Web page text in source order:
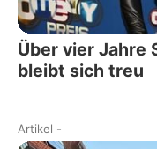
Über vier Jahre
bleibt sich treu
Artikel -